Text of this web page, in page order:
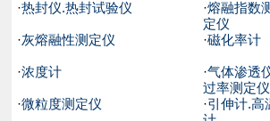
·热封仪.热封试验仪 ·熔融指数
定仪
·灰熔融性测定仪 ·磁化率计
·浓度计 ·气体渗透
过率测定仪
·微粒度测定仪 ·引伸计.高